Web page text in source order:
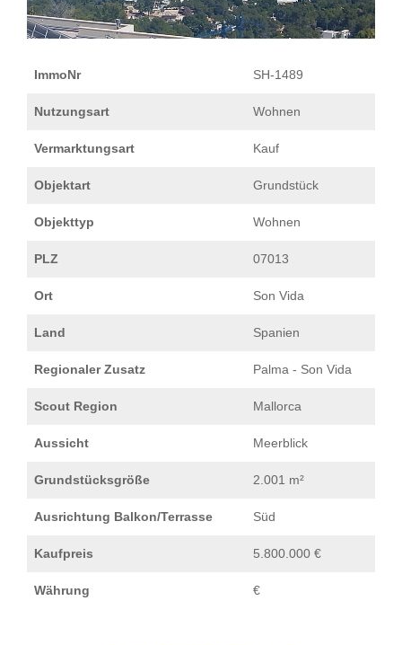
ImmoNr SH-1489
Nutzungsart Wohnen
Vermarktungsart Kauf
Objektart Grundstück
Objekttyp Wohnen
PLZ 07013
Ort Son Vida
Land Spanien
Regionaler Zusatz Palma - Son Vida
Scout Region Mallorca
Aussicht Meerblick
Grundstücksgröße 2.001 m²
Ausrichtung Balkon/Terrasse Süd
Kaufpreis 5.800.000 €
Währung €